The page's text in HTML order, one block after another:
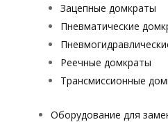
Зацепные домкраты
Пневматические
Реечные домкраты
Трансмиссионные
Оборудование для